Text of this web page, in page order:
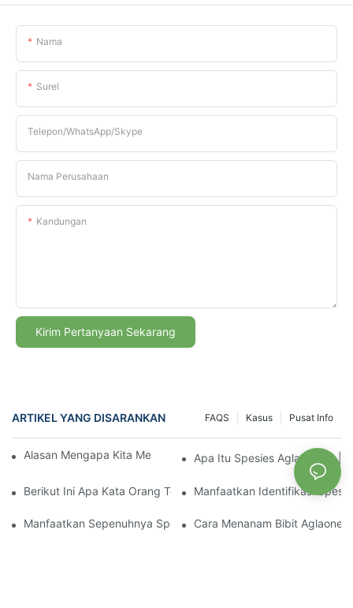
Nama
Surel
Telepon/WhatsApp/Skype
Nama Perusahaan
Kandungan
Kirim Pertanyaan Sekarang
ARTIKEL YANG DISARANKAN Pusat Info
Kasus
FAQS
Alasan Mengapa Kita Mencintai Spesies Aglaonema
Apa Itu Spesies Aglaonema |
Berikut Ini Apa Kata Orang Tentang Identifikasi Spesies
Manfaatkan Identifikasi
Manfaatkan Sepenuhnya Spesies Aglaonema Untuk
Cara Menanam Bibit